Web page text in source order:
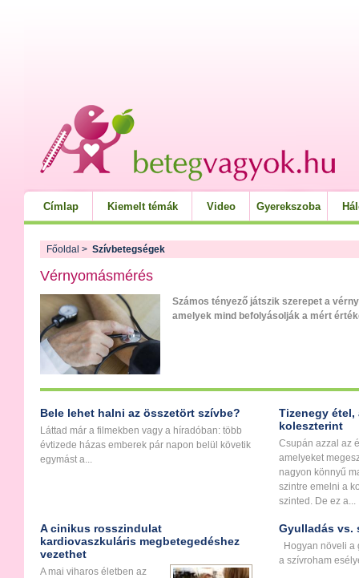
Címlap Kiemelt témák Video Gyerekszoba
Főoldal > Szívbetegségek
Vérnyomásmérés
Számos tényező játszik szerepet a
amelyek mind befolyásolják a mért
Bele lehet halni az összetört szívbe?
Láttad már a filmekben vagy a híradóban: több
évtizede házas emberek pár napon belül követik
egymást a...
Tizenegy
koleszterint
Csupán azzal az
amelyeket
nagyon könnyű
szintre emelni a
szinted. De ez a...
A cinikus rosszindulat
kardiovaszkuláris megbetegedéshez
vezethet
A mai viharos életben az
Gyulladás vs.
Hogyan növeli a
a szívroham